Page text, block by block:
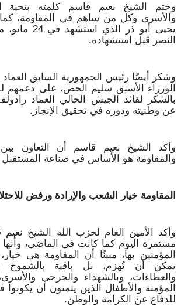
وختم الشيخ نعيم قاسم كلمته بتحية
والأسرى وكل من ساهم في المقاومة،
يحيى أبو ذر
النصر قبل استشهاده.
وشكر أيضًا رئيس الجمهورية السابق
الوزراء الأسبق سليم الحص، على دعمهم
بالشكر لقائد الجيش الحالي العماد
عن وطنيته ودوره في تحقيق الإنجاز.
وأكد الشيخ نعيم قاسم أن التعاون
والمقاومة هو الأساس في صناعة المستقبل
المقاومة خيار الشعب والإرادة ورفض
وأكد الأمين العام لحزب الله الشيخ
مستمرة اليوم كما كانت في الماضي،
المؤمنين بها، مبينًا أن المقاومة هي
يمكن أن تُهزم، بل باقية بالشموخ
والعطاءات، وبالشهداء والجرحى
المؤمنة والأطفال الذين يتمنون أن
للدفاع عن الكرامة والوطن.